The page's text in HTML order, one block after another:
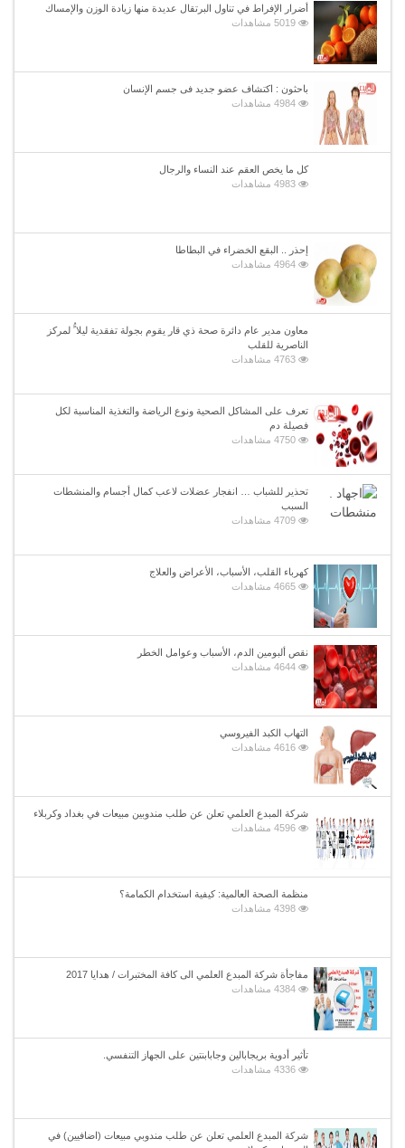
أضرار الإفراط في تناول البرتقال عديدة منها زيادة الوزن والإمساك
5019 مشاهدات
باحثون : اكتشاف عضو جديد فى جسم الإنسان
4984 مشاهدات
كل ما يخص العقم عند النساء والرجال
4983 مشاهدات
إحذر .. البقع الخضراء في البطاطا
4964 مشاهدات
معاون مدير عام دائرة صحة ذي قار يقوم بجولة تفقدية ليلا ًُ لمركز
الناصرية للقلب
4763 مشاهدات
تعرف على المشاكل الصحية ونوع الرياضة والتغذية المناسبة لكل
فصيلة دم
4750 مشاهدات
تحذير للشباب … انفجار عضلات لاعب كمال أجسام والمنشطات
السبب
4709 مشاهدات
كهرباء القلب، الأسباب، الأعراض والعلاج
4665 مشاهدات
نقص ألبومين الدم، الأسباب وعوامل الخطر
4644 مشاهدات
التهاب الكبد الفيروسي
4616 مشاهدات
شركة المبدع العلمي تعلن عن طلب مندوبين مبيعات في بغداد وكربلاء
4596 مشاهدات
منظمة الصحة العالمية: كيفية استخدام الكمامة؟
4398 مشاهدات
مفاجأة شركة المبدع العلمي الى كافة المختبرات / هدايا 2017
4384 مشاهدات
تأثير أدوية بريجابالين وجابابنتين على الجهاز التنفسي.
4336 مشاهدات
شركة المبدع العلمي تعلن عن طلب مندوبي مبيعات (اضافيين) في